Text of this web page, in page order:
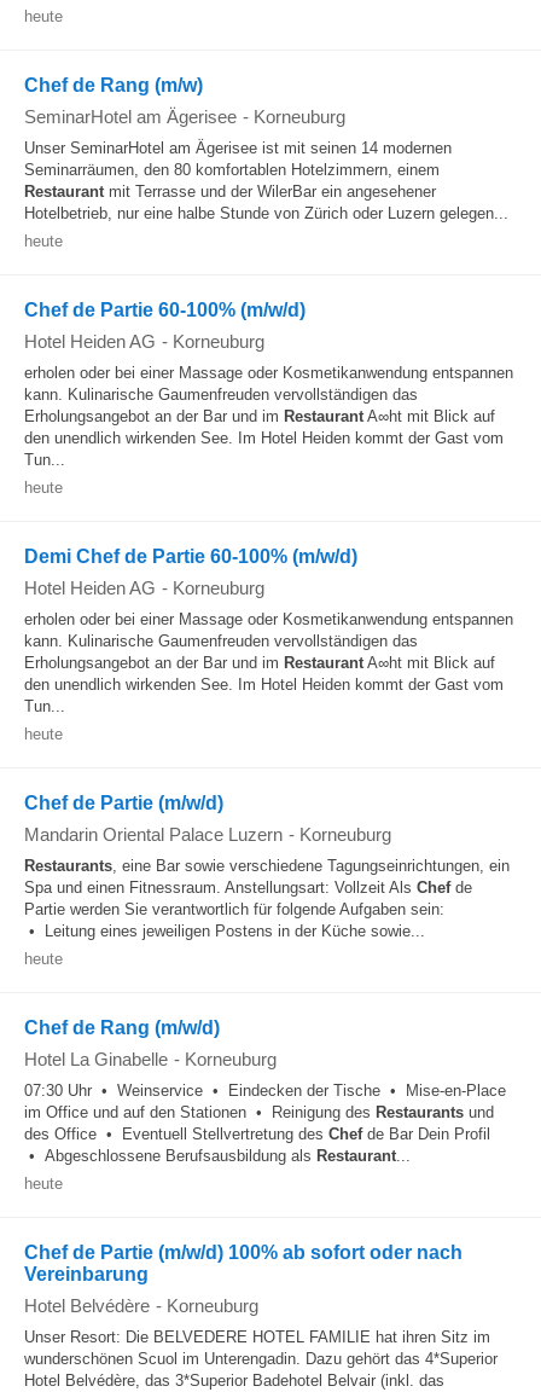
heute
Chef de Rang (m/w)
SeminarHotel am Ägerisee - Korneuburg
Unser SeminarHotel am Ägerisee ist mit seinen 14 modernen
Seminarräumen, den 80 komfortablen Hotelzimmern, einem
Restaurantmit Terrasse und der WilerBar ein angesehener
Hotelbetrieb, nur eine halbe Stunde von Zürich oder Luzern gelegen...
heute
Chef de Partie 60-100% (m/w/d)
Hotel Heiden AG - Korneuburg
erholen oder bei einer Massage oder Kosmetikanwendung entspannen
kann. Kulinarische Gaumenfreuden vervollständigen das
Erholungsangebot an der Bar und im RestaurantA∞ht mit Blick auf
den unendlich wirkenden See. Im Hotel Heiden kommt der Gast vom
Tun...
heute
Demi Chef de Partie 60-100% (m/w/d)
Hotel Heiden AG - Korneuburg
erholen oder bei einer Massage oder Kosmetikanwendung entspannen
kann. Kulinarische Gaumenfreuden vervollständigen das
Erholungsangebot an der Bar und im RestaurantA∞ht mit Blick auf
den unendlich wirkenden See. Im Hotel Heiden kommt der Gast vom
Tun...
heute
Chef de Partie (m/w/d)
Mandarin Oriental Palace Luzern - Korneuburg
Restaurants, eine Bar sowie verschiedene Tagungseinrichtungen, ein
Spa und einen Fitnessraum. Anstellungsart: Vollzeit Als Chefde
Partie werden Sie verantwortlich für folgende Aufgaben sein:
• Leitung eines jeweiligen Postens in der Küche sowie...
heute
Chef de Rang (m/w/d)
Hotel La Ginabelle - Korneuburg
07:30 Uhr • Weinservice • Eindecken der Tische • Mise-en-Place
im Office und auf den Stationen • Reinigung des Restaurants und
des Office • Eventuell Stellvertretung des Chefde Bar Dein Profil
• Abgeschlossene Berufsausbildung als Restaurant...
heute
Chef de Partie (m/w/d) 100% ab sofort oder nach
Vereinbarung
Hotel Belvédère - Korneuburg
Unser Resort: Die BELVEDERE HOTEL FAMILIE hat ihren Sitz im
wunderschönen Scuol im Unterengadin. Dazu gehört das 4*Superior
Hotel Belvédère, das 3*Superior Badehotel Belvair (inkl. das